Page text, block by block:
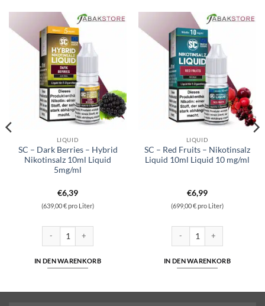
LIQUID
SC – Dark Berries – Hybrid
Nikotinsalz 10ml Liquid
5mg/ml
€6,39
(639,00 € pro Liter)
IN DEN WARENKORB
LIQUID
SC – Red Fruits – Nikotinsalz
Liquid 10ml Liquid 10 mg/ml
€6,99
(699,00 € pro Liter)
IN DEN WARENKORB